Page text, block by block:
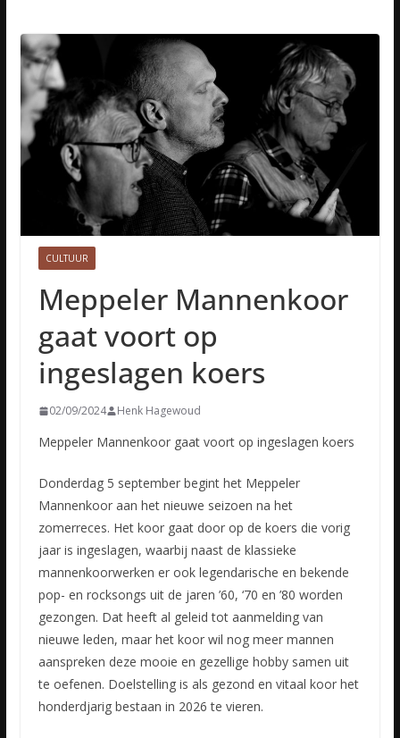
CULTUUR
Meppeler Mannenkoor
gaat voort op
ingeslagen koers
02/09/2024 Henk Hagewoud
Meppeler Mannenkoor gaat voort op ingeslagen koers
Donderdag 5 september begint het Meppeler
Mannenkoor aan het nieuwe seizoen na het
zomerreces. Het koor gaat door op de koers die vorig
jaar is ingeslagen, waarbij naast de klassieke
mannenkoorwerken er ook legendarische en bekende
pop- en rocksongs uit de jaren ’60, ‘70 en ’80 worden
gezongen. Dat heeft al geleid tot aanmelding van
nieuwe leden, maar het koor wil nog meer mannen
aanspreken deze mooie en gezellige hobby samen uit
te oefenen. Doelstelling is als gezond en vitaal koor het
honderdjarig bestaan in 2026 te vieren.